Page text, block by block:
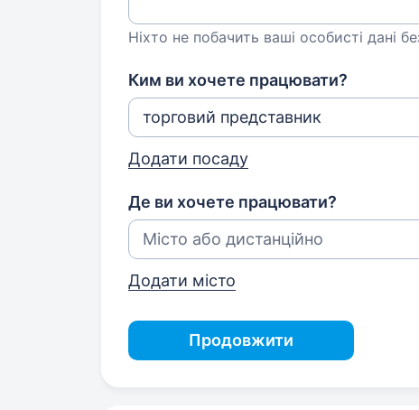
Ніхто не побачить ваші особисті дані
Ким ви хочете працювати?
Додати посаду
Де ви хочете працювати?
Додати місто
Продовжити